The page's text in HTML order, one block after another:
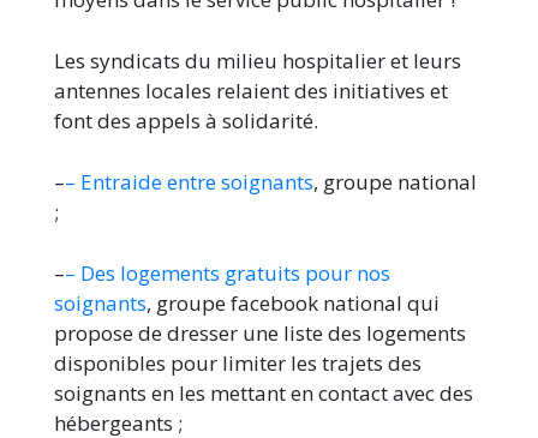
Les syndicats du milieu hospitalier et leurs
antennes locales relaient des initiatives et
font des appels à solidarité.
–– Entraide entre soignants, groupe national
;
–– Des logements gratuits pour nos
soignants, groupe facebook national qui
propose de dresser une liste des logements
disponibles pour limiter les trajets des
soignants en les mettant en contact avec des
hébergeants ;